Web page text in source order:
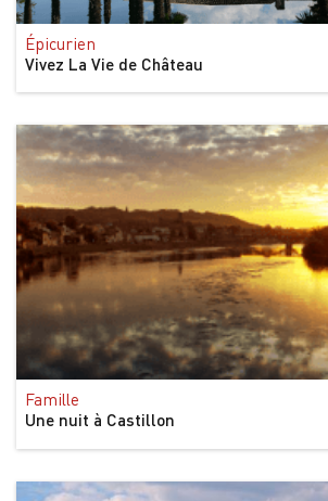
Épicurien
Vivez La Vie de Château
Famille
Une nuit à Castillon